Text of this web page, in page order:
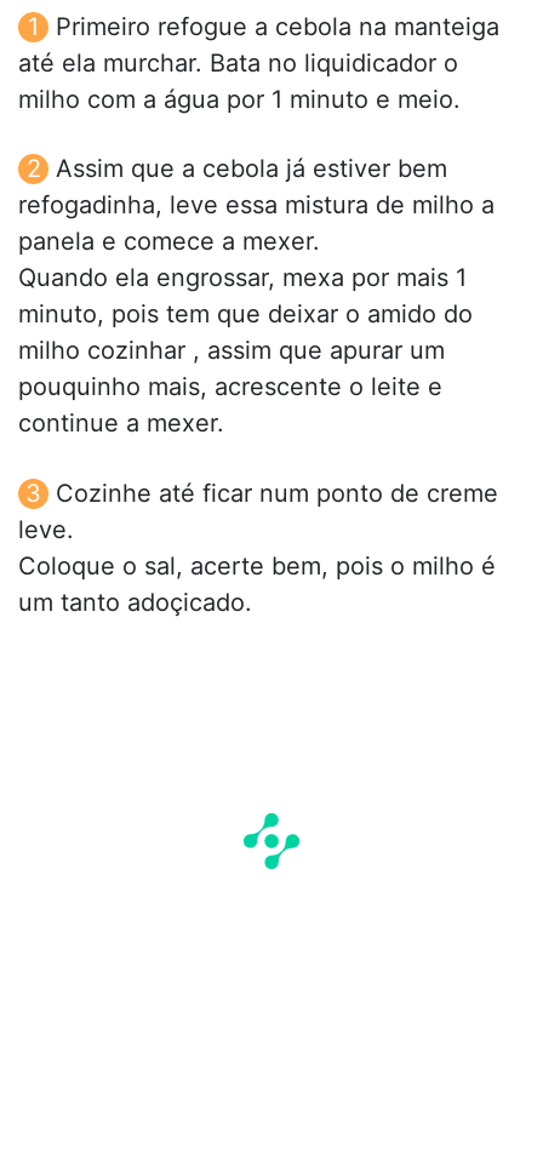
Primeiro refogue a cebola na manteiga
até ela murchar. Bata no liquidicador o
milho com a água por 1 minuto e meio.
Assim que a cebola já estiver bem
refogadinha, leve essa mistura de milho a
panela e comece a mexer.
Quando ela engrossar, mexa por mais 1
minuto, pois tem que deixar o amido do
milho cozinhar , assim que apurar um
pouquinho mais, acrescente o leite e
continue a mexer.
Cozinhe até ficar num ponto de creme
leve.
Coloque o sal, acerte bem, pois o milho é
um tanto adoçicado.